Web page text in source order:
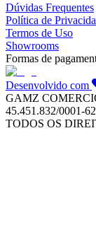
Dúvidas Frequentes
Política de
Termos de Uso
Showrooms
Formas de
Desenvolvido com
GAMZ
45.451.832/0001-62
TODOS OS